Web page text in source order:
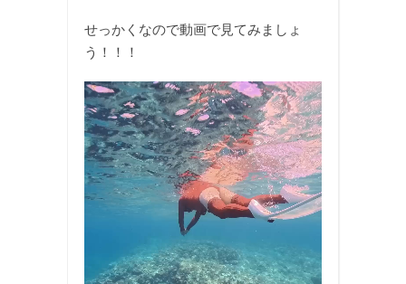
せっかくなので動画で見てみましょ
う！！！